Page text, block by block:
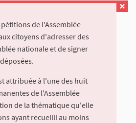
de l'Assemblée
citoyens d'adresser des
nationale et de signer
attribuée à l'une des huit
de l'Assemblée
de la thématique qu'elle
ayant recueilli au moins